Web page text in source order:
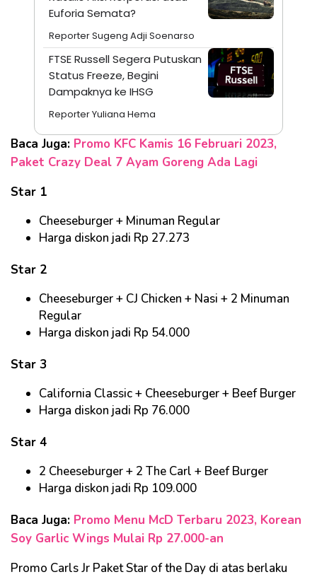
Euforia Semata?
Reporter Sugeng Adji Soenarso
FTSE Russell Segera Putuskan
Status Freeze, Begini
Dampaknya ke IHSG
Reporter Yuliana Hema
Baca Juga: Promo KFC Kamis 16 Februari 2023,
Paket Crazy Deal 7 Ayam Goreng Ada Lagi
Star 1
Cheeseburger + Minuman Regular
Harga diskon jadi Rp 27.273
Star 2
Cheeseburger + CJ Chicken + Nasi + 2 Minuman
Regular
Harga diskon jadi Rp 54.000
Star 3
California Classic + Cheeseburger + Beef Burger
Harga diskon jadi Rp 76.000
Star 4
2 Cheeseburger + 2 The Carl + Beef Burger
Harga diskon jadi Rp 109.000
Baca Juga: Promo Menu McD Terbaru 2023, Korean
Soy Garlic Wings Mulai Rp 27.000-an
Promo Carls Jr Paket Star of the Day di atas berlaku